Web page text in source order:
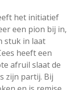
het initiatief
een pion bij in,
stuk in laat
heeft een
afruil slaat de
zijn partij. Bij